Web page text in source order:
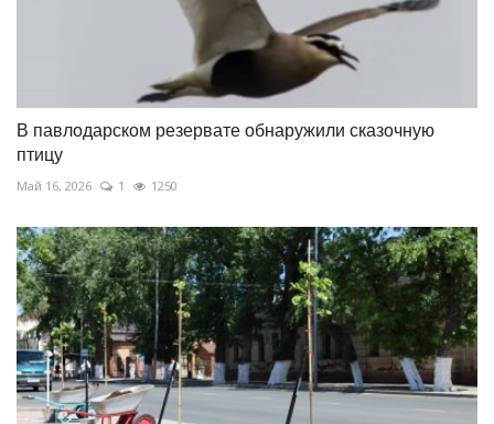
В павлодарском резервате обнаружили сказочную
птицу
Май 16, 2026 1 1250